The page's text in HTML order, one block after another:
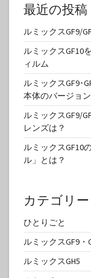
最近の投稿
ルミックスGF9/
ルミックスGF10
ィルム
ルミックスGF9･
本体のバージョ
ルミックスGF9/
レンズは？
ルミックスGF10
ル」とは？
カテゴリー
ひとりごと
ルミックスGF9・
ルミックスGH5